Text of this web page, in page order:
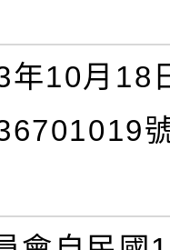
年10月18